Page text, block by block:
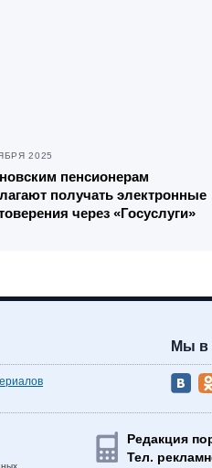
2025
пенсионерам
получать электронные
через «Госуслуги»
Мы в
Редакция
Тел.